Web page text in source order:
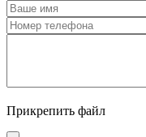
Прикрепить файл